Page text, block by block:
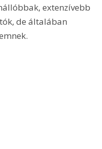
extenzívebb
de általában